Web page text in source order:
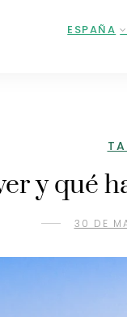
ESPAÑA
y qué
30 DE